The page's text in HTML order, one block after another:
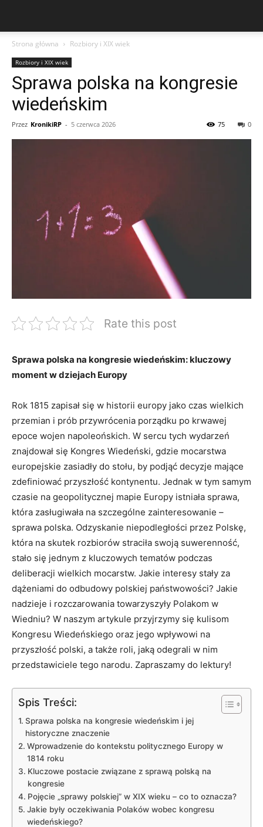
Strona główna Rozbiory i XIX wiek
Rozbiory i XIX wiek
Sprawa polska na kongresie
wiedeńskim
Przez KronikiRP - 5 czerwca 2026 0
75
Rate this post
Sprawa polska na kongresie wiedeńskim: kluczowy
moment w dziejach Europy
Rok 1815 zapisał się w historii europy jako czas wielkich
przemian i prób przywrócenia porządku po krwawej
epoce wojen napoleońskich. W sercu tych wydarzeń
znajdował się Kongres Wiedeński, gdzie mocarstwa
europejskie zasiadły do stołu, by podjąć decyzje mające
zdefiniować przyszłość kontynentu. Jednak w tym samym
czasie na geopolitycznej mapie Europy istniała sprawa,
która zasługiwała na szczególne zainteresowanie –
sprawa polska. Odzyskanie niepodległości przez Polskę,
która na skutek rozbiorów straciła swoją suwerenność,
stało się jednym z kluczowych tematów podczas
deliberacji wielkich mocarstw. Jakie interesy stały za
dążeniami do odbudowy polskiej państwowości? Jakie
nadzieje i rozczarowania towarzyszyły Polakom w
Wiedniu? W naszym artykule przyjrzymy się kulisom
Kongresu Wiedeńskiego oraz jego wpływowi na
przyszłość polski, a także roli, jaką odegrali w nim
przedstawiciele tego narodu. Zapraszamy do lektury!
Spis Treści:
Sprawa polska na kongresie wiedeńskim i jej
historyczne znaczenie
Wprowadzenie do kontekstu politycznego Europy w
1814 roku
Kluczowe postacie związane z sprawą polską na
kongresie
Pojęcie „sprawy polskiej” w XIX wieku – co to oznacza?
Jakie były oczekiwania Polaków wobec kongresu
wiedeńskiego?